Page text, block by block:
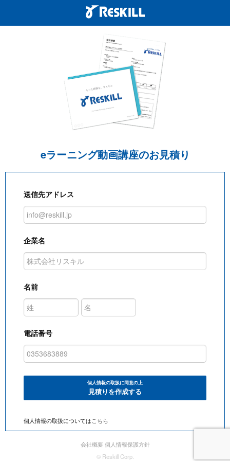
eラーニング動画講座のお見積り
送信先アドレス
企業名
名前
電話番号
個人情報の取扱に同意の上
見積りを作成する
個人情報の取扱についてはこちら
会社概要 個人情報保護方針
© Reskill Corp.